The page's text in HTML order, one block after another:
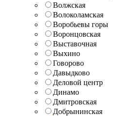
Волжская
Волоколамская
Воробьевы горы
Воронцовская
Выставочная
Выхино
Говорово
Давыдково
Деловой центр
Динамо
Дмитровская
Добрынинская